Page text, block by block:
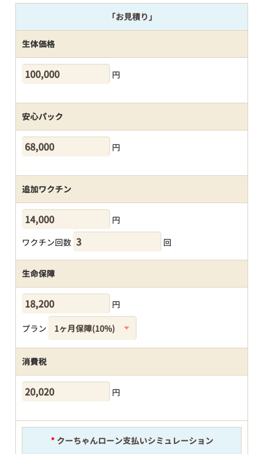
「お見積り」
生体価格
円
安心パック
円
追加ワクチン
円
ワクチン回数
回
生命保障
円
プラン
消費税
円
*クーちゃんローン支払いシミュレーション